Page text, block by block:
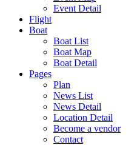
Event Detail
Flight
Boat
Boat List
Boat Map
Boat Detail
Pages
Plan
News List
News Detail
Location Detail
Become a vendor
Contact